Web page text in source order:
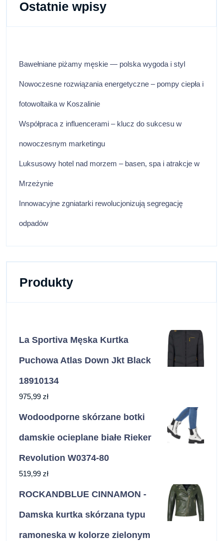
Ostatnie wpisy
Bawełniane piżamy męskie — polska wygoda i styl
Nowoczesne rozwiązania energetyczne – pompy ciepła i
fotowoltaika w Koszalinie
Współpraca z influencerami – klucz do sukcesu w
nowoczesnym marketingu
Luksusowy hotel nad morzem – basen, spa i atrakcje w
Mrzeżynie
Innowacyjne zgniatarki rewolucjonizują segregację
odpadów
Produkty
La Sportiva Męska Kurtka
Puchowa Atlas Down Jkt Black
18910134
975,99 zł
Wodoodporne skórzane botki
damskie ocieplane białe Rieker
Revolution W0374-80
519,99 zł
ROCKANDBLUE CINNAMON -
Damska kurtka skórzana typu
ramoneska w kolorze zielonym